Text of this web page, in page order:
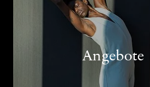
Angebote